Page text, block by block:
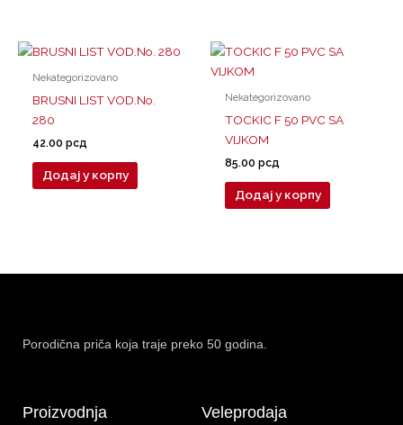
Nekategorizovano
BRUSNI LIST VOD.No.
280
42.00рсд
Додај у корпу
Nekategorizovano
TOCKIC F 50 PVC SA
VIJKOM
85.00рсд
Додај у корпу
Porodična priča koja traje preko 50 godina.
Proizvodnja Veleprodaja